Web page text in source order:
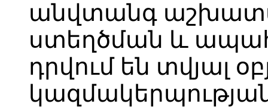
անվտանգ
ստեղծման և
դրվում են տվյալ